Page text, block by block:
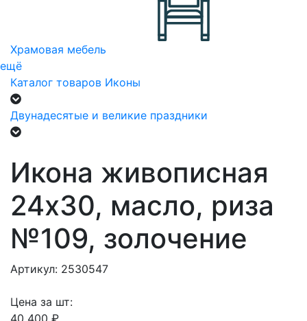
Храмовая мебель
ещё
Каталог товаров Иконы
Двунадесятые и великие праздники
Икона живописная
24х30, масло, риза
№109, золочение
Артикул: 2530547
Цена за шт:
40 400 ₽